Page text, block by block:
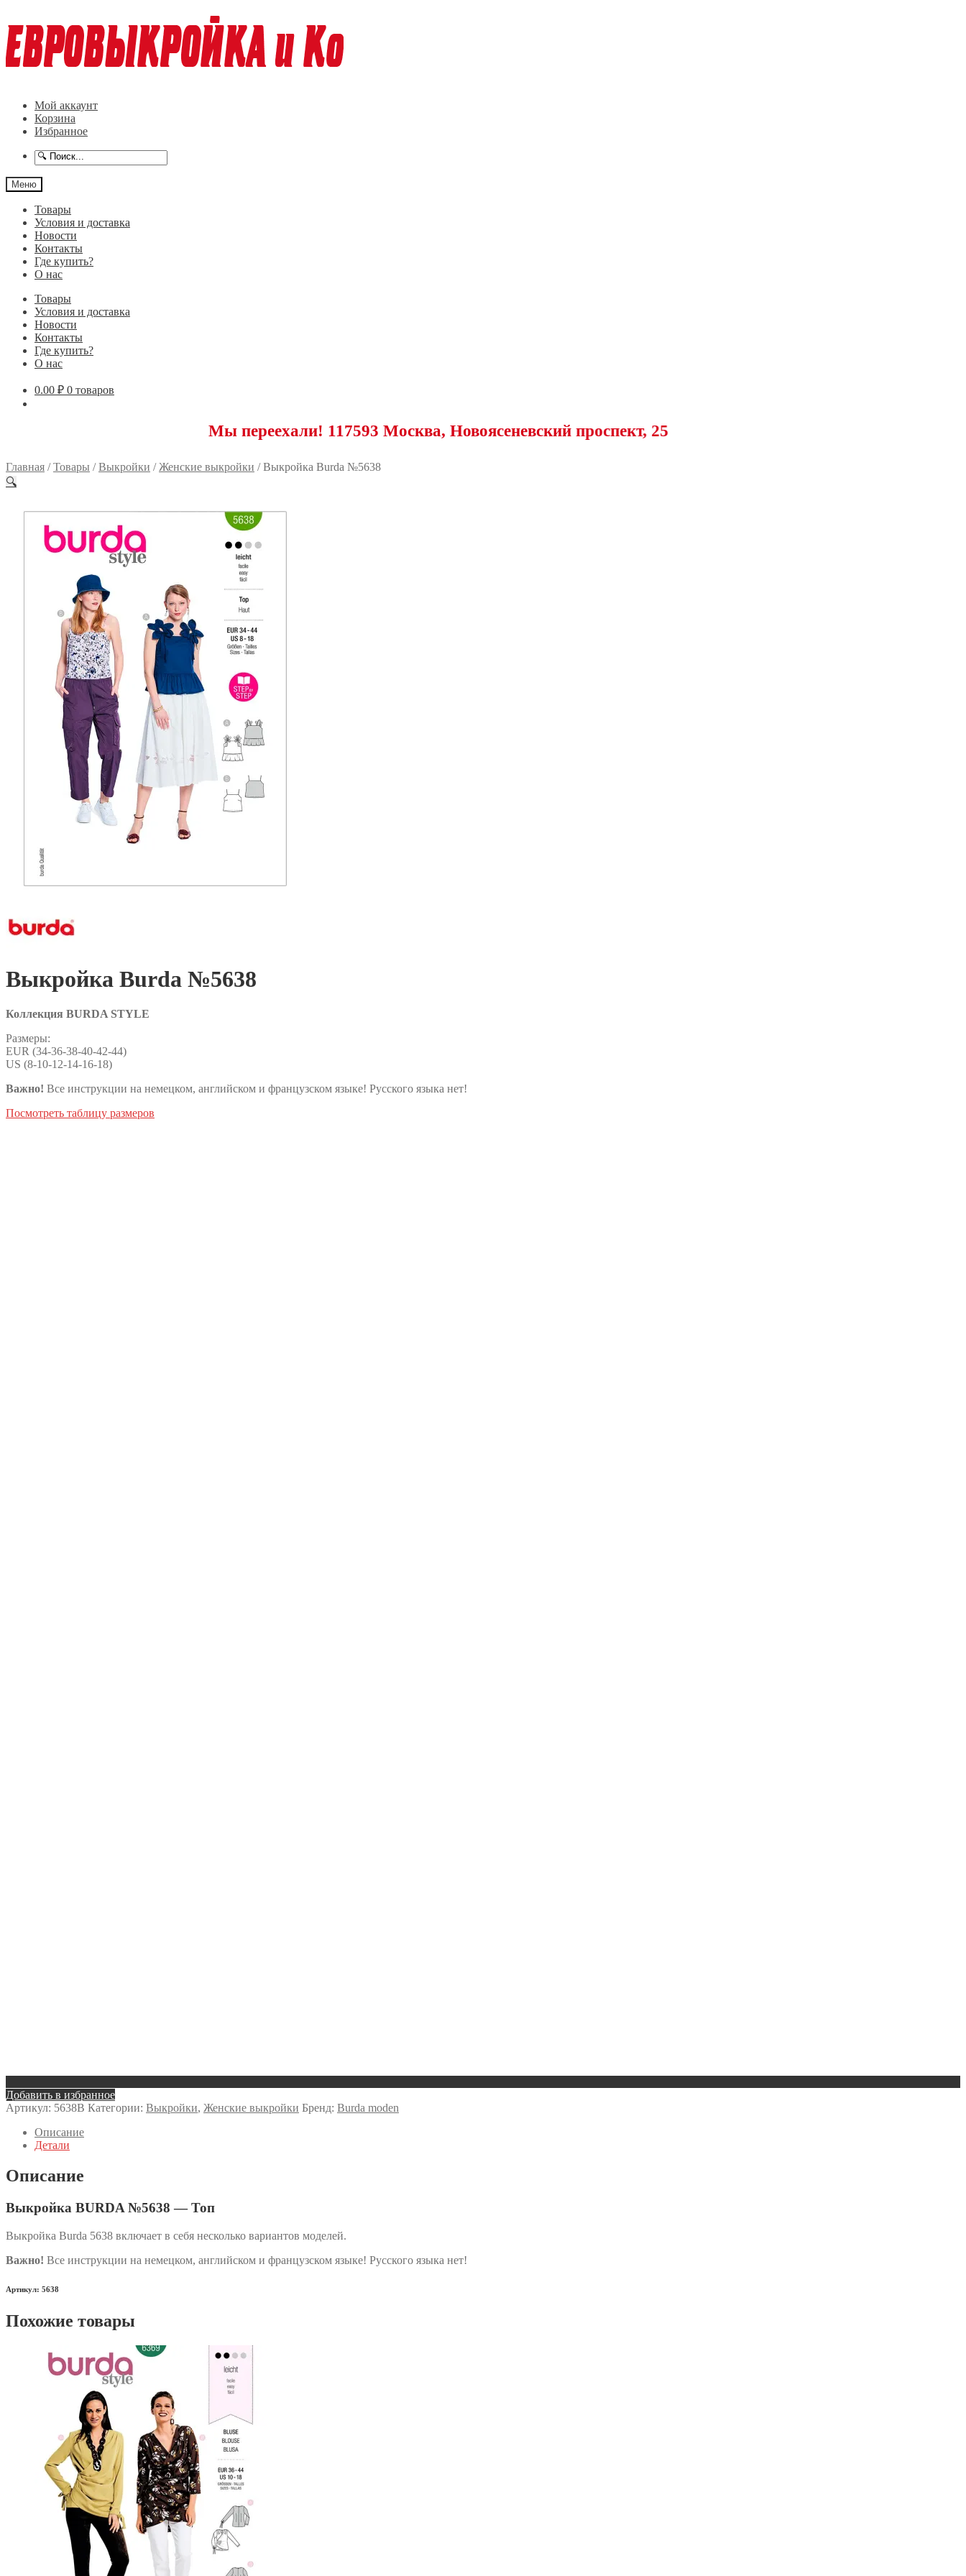
к
навигации
к
содержимому
Мой аккаунт
Корзина
Избранное
Меню
Товары
Условия и доставка
Новости
Контакты
Где купить?
О нас
Товары
Условия и доставка
Новости
Контакты
Где купить?
О нас
0.00 ₽ 0 товаров
Мы переехали! 117593 Москва, Новоясеневский проспект, 25
Главная /Товары /Выкройки /Женские выкройки /Выкройка Burda №5638
🔍
Выкройка Burda №5638
Коллекция BURDA STYLE
Размеры:
EUR (34-36-38-40-42-44)
US (8-10-12-14-16-18)
Важно! Все инструкции на немецком, английском и французском языке! Русского языка нет!
Посмотреть таблицу размеров
Добавить в избранное
Артикул: 5638B Категории: Выкройки, Женские выкройки Бренд: Burda moden
Описание
Детали
Описание
Выкройка BURDA №5638 — Топ
Выкройка Burda 5638 включает в себя несколько вариантов моделей.
Важно! Все инструкции на немецком, английском и французском языке! Русского языка нет!
Артикул: 5638
Похожие товары